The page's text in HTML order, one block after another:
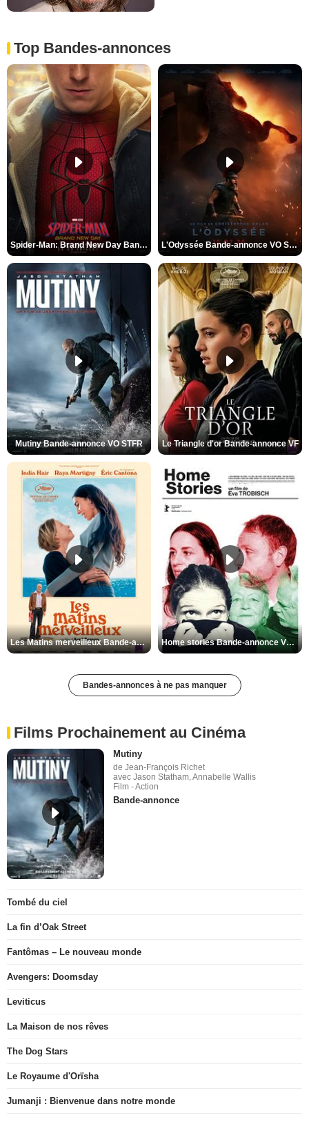
Top Bandes-annonces
Spider-Man: Brand New Day Bande-annonce VO STFR L'Odyssée Bande-annonce VO STFR
Mutiny Bande-annonce VO STFR Le Triangle d'or Bande-annonce VF
Les Matins merveilleux Bande-annonce VF Home stories Bande-annonce VO STFR
Bandes-annonces à ne pas manquer
Films Prochainement au Cinéma
Mutiny
de Jean-François Richet
avec Jason Statham, Annabelle Wallis
Film - Action
Bande-annonce
Tombé du ciel
La fin d’Oak Street
Fantômas – Le nouveau monde
Avengers: Doomsday
Leviticus
La Maison de nos rêves
The Dog Stars
Le Royaume d'Orïsha
Jumanji : Bienvenue dans notre monde